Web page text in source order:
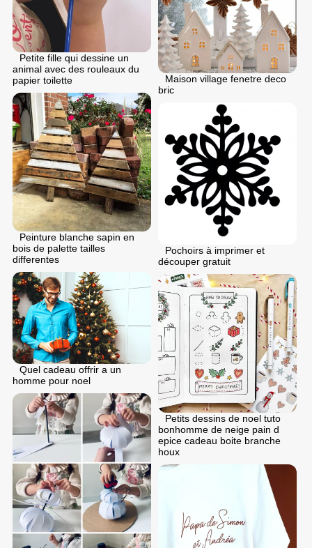
Petite fille qui dessine un
animal avec des rouleaux du
papier toilette
Maison village fenetre deco
bric
Peinture blanche sapin en
bois de palette tailles
differentes
Pochoirs à imprimer et
découper gratuit
Quel cadeau offrir a un
homme pour noel
Petits dessins de noel tuto
bonhomme de neige pain d
epice cadeau boite branche
houx